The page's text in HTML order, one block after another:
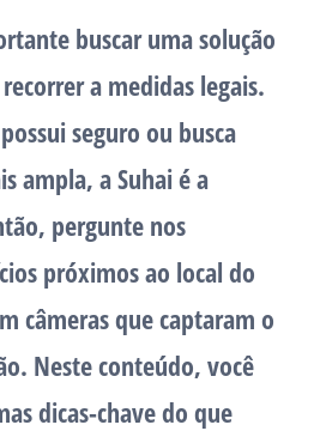
buscar uma solução
a medidas legais.
seguro ou busca
ampla, a Suhai é a
pergunte nos
próximos ao local do
câmeras que captaram o
Neste conteúdo, você
dicas-chave do que